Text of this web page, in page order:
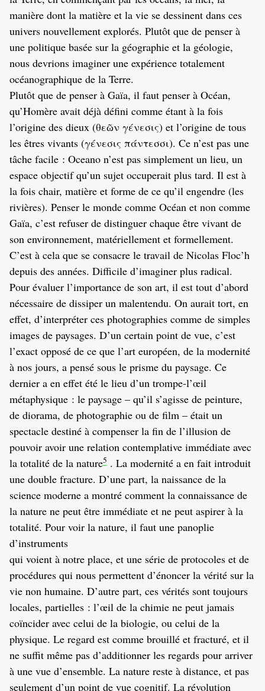
manière dont la matière et la vie se dessinent dans ces
univers nouvellement explorés. Plutôt que de penser à
une politique basée sur la géographie et la géologie,
nous devrions imaginer une expérience totalement
océanographique de la Terre.
Plutôt que de penser à Gaïa, il faut penser à Océan,
qu’Homère avait déjà défini comme étant à la fois
l’origine des dieux (θεῶν γένεσις) et l’origine de tous
les êtres vivants (γένεσις πάντεσσι). Ce n’est pas une
tâche facile : Oceano n’est pas simplement un lieu, un
espace objectif qu’un sujet occuperait plus tard. Il est à
la fois chair, matière et forme de ce qu’il engendre (les
rivières). Penser le monde comme Océan et non comme
Gaïa, c’est refuser de distinguer chaque être vivant de
son environnement, matériellement et formellement.
C’est à cela que se consacre le travail de Nicolas Floc’h
depuis des années. Difficile d’imaginer plus radical.
Pour évaluer l’importance de son art, il est tout d’abord
nécessaire de dissiper un malentendu. On aurait tort, en
effet, d’interpréter ces photographies comme de simples
images de paysages. D’un certain point de vue, c’est
l’exact opposé de ce que l’art européen, de la modernité
à nos jours, a pensé sous le prisme du paysage. Ce
dernier a en effet été le lieu d’un trompe-l’œil
métaphysique : le paysage – qu’il s’agisse de peinture,
de diorama, de photographie ou de film – était un
spectacle destiné à compenser la fin de l’illusion de
pouvoir avoir une relation contemplative immédiate avec
la totalité de la nature5 . La modernité a en fait introduit
une double fracture. D’une part, la naissance de la
science moderne a montré comment la connaissance de
la nature ne peut être immédiate et ne peut aspirer à la
totalité. Pour voir la nature, il faut une panoplie
d’instruments
qui voient à notre place, et une série de protocoles et de
procédures qui nous permettent d’énoncer la vérité sur la
vie non humaine. D’autre part, ces vérités sont toujours
locales, partielles : l’œil de la chimie ne peut jamais
coïncider avec celui de la biologie, ou celui de la
physique. Le regard est comme brouillé et fracturé, et il
ne suffit même pas d’additionner les regards pour arriver
à une vue d’ensemble. La nature reste à distance, et pas
seulement d’un point de vue cognitif. La révolution